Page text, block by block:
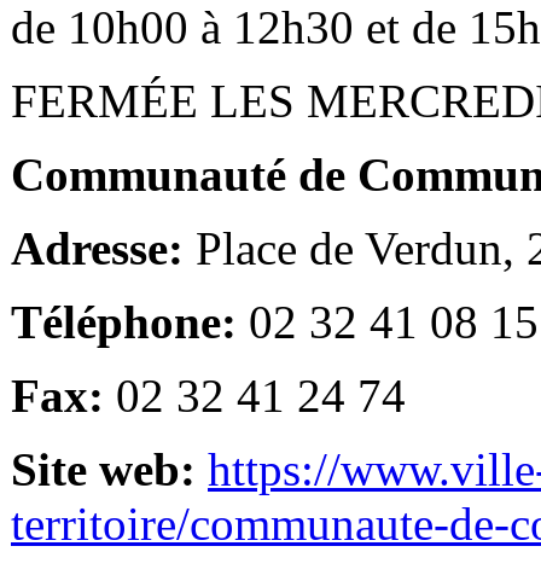
de 10h00 à 12h30 et de
FERMÉE LES
Communauté de
Adresse: Place de Verdun,
Téléphone: 02 32 41 08 15
Fax: 02 32 41 24 74
Site web: https://
territoire/communaute-de-